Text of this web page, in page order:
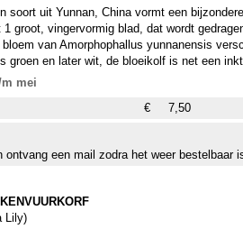
soort uit Yunnan, China vormt een
groot, vingervormig blad, dat wordt
van Amorphophallus yunnanensis
groen en later wit, de bloeikolf is net een
Na de bloei ontstaat een fraaie,
beschaduwd plekje, de knollen in de winter
mei
€
7,50
een mail zodra het weer bestelbaar
Lily)